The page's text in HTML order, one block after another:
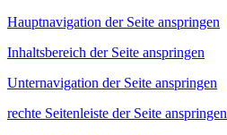
Hauptnavigation der Seite anspringen
Inhaltsbereich der Seite anspringen
Unternavigation der Seite anspringen
rechte Seitenleiste der Seite anspringen